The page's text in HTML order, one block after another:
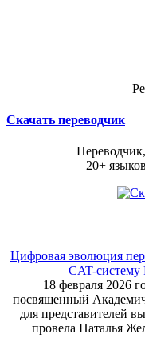
Скачать переводчик
20+
Цифровая эволюция
CAT-систему
18 февраля 2026
посвященный
для представителей
провела Наталья